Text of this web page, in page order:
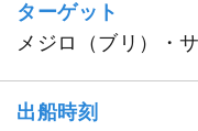
ターゲット
メジロ（ブリ）・
出船時刻